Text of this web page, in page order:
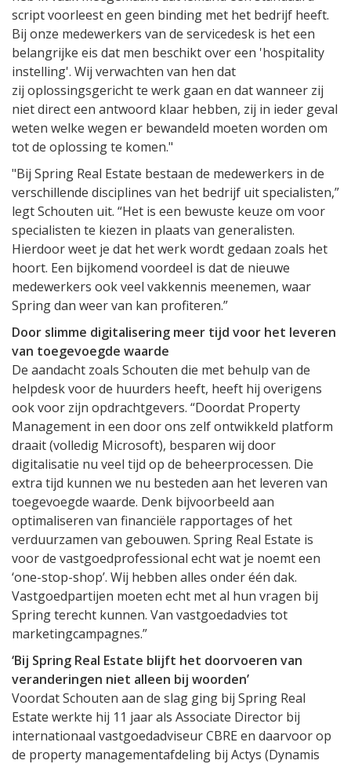
script voorleest en geen binding met het bedrijf heeft.
Bij onze medewerkers van de servicedesk is het een
belangrijke eis dat men beschikt over een 'hospitality
instelling'. Wij verwachten van hen dat
zij oplossingsgericht te werk gaan en dat wanneer zij
niet direct een antwoord klaar hebben, zij in ieder geval
weten welke wegen er bewandeld moeten worden om
tot de oplossing te komen."
"Bij Spring Real Estate bestaan de medewerkers in de
verschillende disciplines van het bedrijf uit specialisten,”
legt Schouten uit. “Het is een bewuste keuze om voor
specialisten te kiezen in plaats van generalisten.
Hierdoor weet je dat het werk wordt gedaan zoals het
hoort. Een bijkomend voordeel is dat de nieuwe
medewerkers ook veel vakkennis meenemen, waar
Spring dan weer van kan profiteren.”
Door slimme digitalisering meer tijd voor het leveren
van toegevoegde waarde
De aandacht zoals Schouten die met behulp van de
helpdesk voor de huurders heeft, heeft hij overigens
ook voor zijn opdrachtgevers. “Doordat Property
Management in een door ons zelf ontwikkeld platform
draait (volledig Microsoft), besparen wij door
digitalisatie nu veel tijd op de beheerprocessen. Die
extra tijd kunnen we nu besteden aan het leveren van
toegevoegde waarde. Denk bijvoorbeeld aan
optimaliseren van financiële rapportages of het
verduurzamen van gebouwen. Spring Real Estate is
voor de vastgoedprofessional echt wat je noemt een
‘one-stop-shop’. Wij hebben alles onder één dak.
Vastgoedpartijen moeten echt met al hun vragen bij
Spring terecht kunnen. Van vastgoedadvies tot
marketingcampagnes.”
‘Bij Spring Real Estate blijft het doorvoeren van
veranderingen niet alleen bij woorden’
Voordat Schouten aan de slag ging bij Spring Real
Estate werkte hij 11 jaar als Associate Director bij
internationaal vastgoedadviseur CBRE en daarvoor op
de property managementafdeling bij Actys (Dynamis